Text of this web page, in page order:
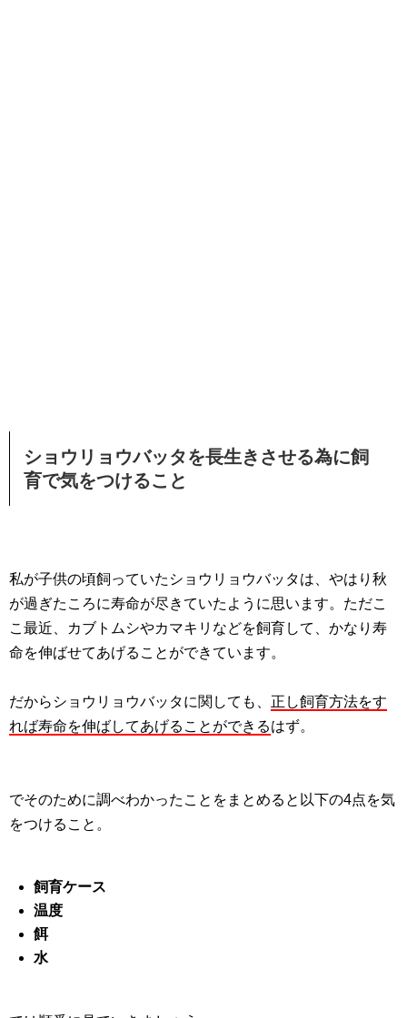
ショウリョウバッタを長生きさせる為に飼
育で気をつけること
私が子供の頃飼っていたショウリョウバッタは、やはり秋
が過ぎたころに寿命が尽きていたように思います。ただこ
こ最近、カブトムシやカマキリなどを飼育して、かなり寿
命を伸ばせてあげることができています。
だからショウリョウバッタに関しても、 正し飼育方法をす
れば寿命を伸ばしてあげることができるはず。
でそのために調べわかったことをまとめると以下の4点を気
をつけること。
飼育ケース
温度
餌
水